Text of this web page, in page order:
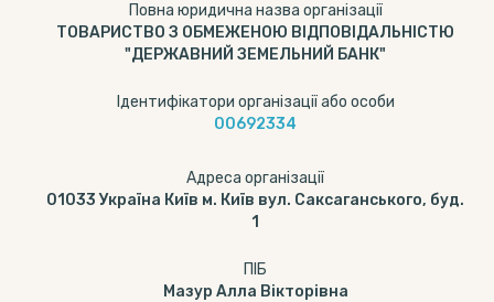
Повна юридична назва організації
ТОВАРИСТВО З ОБМЕЖЕНОЮ ВІДПОВІДАЛЬНІСТЮ
"ДЕРЖАВНИЙ ЗЕМЕЛЬНИЙ БАНК"
Ідентифікатори організації або особи
00692334
Адреса організації
01033 Україна Київ м. Київ вул. Саксаганського, буд.
1
ПІБ
Мазур Алла Вікторівна